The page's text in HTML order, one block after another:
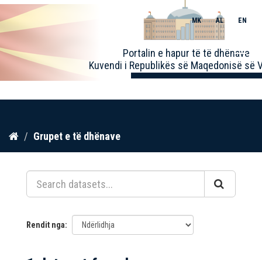
Kalo
përmbajtja
Portalin e hapur të të dhënave
Kuvendi i Republikës së Maqedonisë së
MK AL EN
Toggle
Grupet e të dhënave
Rendit nga